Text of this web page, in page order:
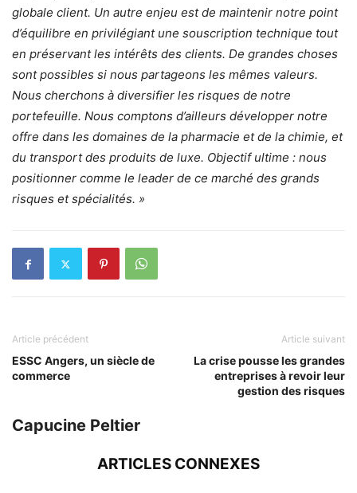
globale client. Un autre enjeu est de maintenir notre point
d’équilibre en privilégiant une souscription technique tout
en préservant les intérêts des clients. De grandes choses
sont possibles si nous partageons les mêmes valeurs.
Nous cherchons à diversifier les risques de notre
portefeuille. Nous comptons d’ailleurs développer notre
offre dans les domaines de la pharmacie et de la chimie, et
du transport des produits de luxe. Objectif ultime : nous
positionner comme le leader de ce marché des grands
risques et spécialités. »
Article précédent
ESSC Angers, un siècle de
commerce
Article suivant
La crise pousse les grandes
entreprises à revoir leur
gestion des risques
Capucine Peltier
ARTICLES CONNEXES